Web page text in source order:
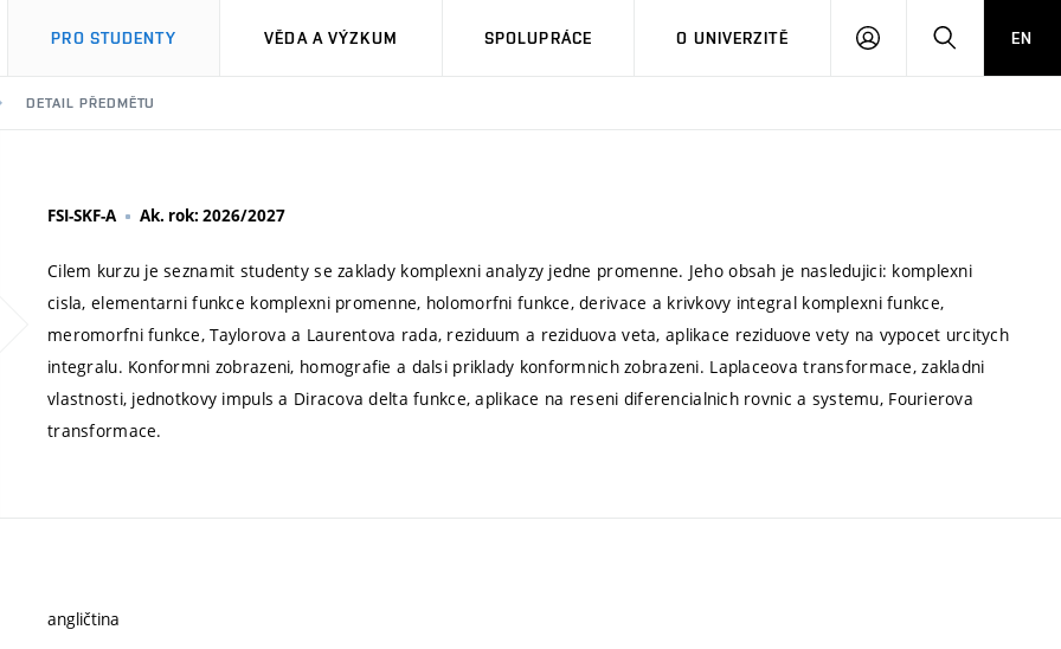
PRO STUDENTY VĚDA A VÝZKUM SPOLUPRÁCE O UNIVERZITĚ
PŘIHLÁSIT HLEDATEN
DETAIL PŘEDMĚTU
FSI-SKF-A Ak. rok: 2026/2027
Cilem kurzu je seznamit studenty se zaklady komplexni analyzy jedne promenne. Jeho obsah je nasledujici: komplexni
cisla, elementarni funkce komplexni promenne, holomorfni funkce, derivace a krivkovy integral komplexni funkce,
meromorfni funkce, Taylorova a Laurentova rada, reziduum a reziduova veta, aplikace reziduove vety na vypocet urcitych
integralu. Konformni zobrazeni, homografie a dalsi priklady konformnich zobrazeni. Laplaceova transformace, zakladni
vlastnosti, jednotkovy impuls a Diracova delta funkce, aplikace na reseni diferencialnich rovnic a systemu, Fourierova
transformace.
angličtina